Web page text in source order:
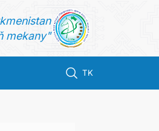
mekany"
TK